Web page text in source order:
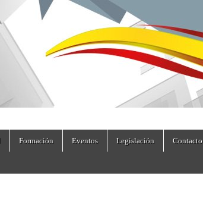
Formación Eventos Legislación Contacto